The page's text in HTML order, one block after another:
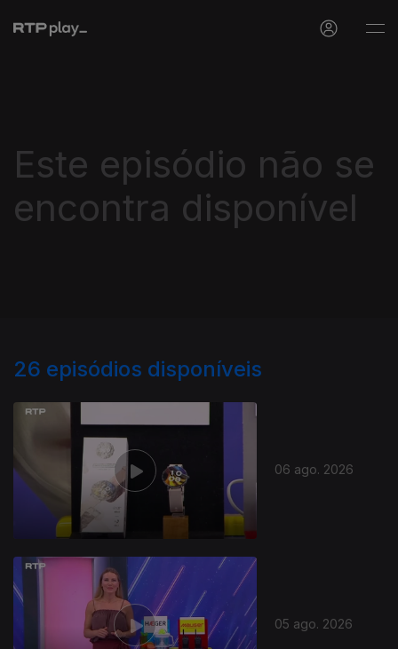
Este episódio não se
encontra disponível
26 episódios disponíveis
06 ago. 2026
05 ago. 2026